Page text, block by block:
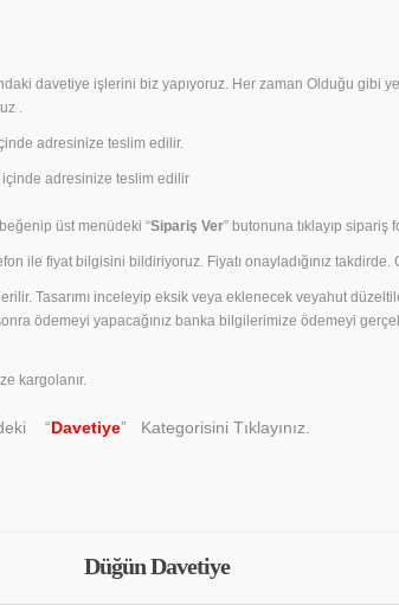
davetiye işlerini biz yapıyoruz. Her zaman Olduğu gibi
.
adresinize teslim edilir.
adresinize teslim edilir
üst menüdeki “Sipariş Ver” butonuna tıklayıp
ile fiyat bilgisini bildiriyoruz. Fiyatı onayladığınız takdirde.
Tasarımı inceleyip eksik veya eklenecek veyahut
ödemeyi yapacağınız banka bilgilerimize ödemeyi
kargolanır.
“Davetiye” Kategorisini Tıklayınız.
Düğün Davetiye